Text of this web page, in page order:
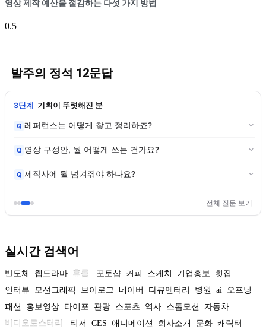
영상 제작 예산을 절감하는 다섯 가지 방법
발주의 정석 12문답
3단계 기획이 뚜렷해진 분
Q 레퍼런스는 어떻게 찾고 정리하죠?
Q 영상 구성안, 뭘 어떻게 쓰는 건가요?
Q 제작사에 뭘 넘겨줘야 하나요?
전체 질문 보기
실시간 검색어
반도체 웹드라마 휴롬 포토샵 커피 스케치 기업홍보
횟집
인터뷰
모션그래픽 브이로그 네이버 다큐멘터리 병원 ai 오프닝
패션
홍보영상 타이포 관광 스포츠 역사 스톱모션
자동차
비디오로스터리
티저 CES 애니메이션 회사소개 문화 캐릭터